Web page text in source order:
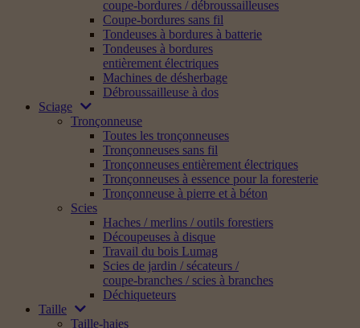
coupe-bordures / débroussailleuses
Coupe-bordures sans fil
Tondeuses à bordures à batterie
Tondeuses à bordures
entièrement électriques
Machines de désherbage
Débroussailleuse à dos
Sciage
Tronçonneuse
Toutes les tronçonneuses
Tronçonneuses sans fil
Tronçonneuses entièrement électriques
Tronçonneuses à essence pour la foresterie
Tronçonneuse à pierre et à béton
Scies
Haches / merlins / outils forestiers
Découpeuses à disque
Travail du bois Lumag
Scies de jardin / sécateurs /
coupe-branches / scies à branches
Déchiqueteurs
Taille
Taille-haies